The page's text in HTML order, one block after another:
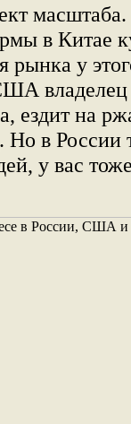
в Китае
рынка у
ездит на
Но в России
у вас